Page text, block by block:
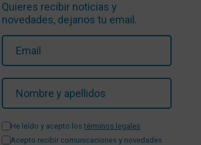
Quieres recibir noticias y
novedades, dejanos tu email.
He leído y acepto lostérminos legales
Acepto recibir comunicaciones y novedades